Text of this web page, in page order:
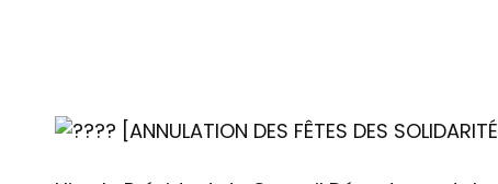
[ANNULATION DES FÊTES DES